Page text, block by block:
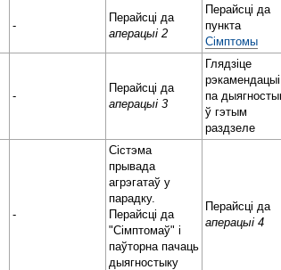
-
Перайсці да
аперацыі 2
Перайсці да
пункта
Сімптомы
-
Перайсці да
аперацыі 3
Глядзіце
рэкамендацыі
па
ў гэтым
раздзеле
-
Сістэма
прывада
агрэгатаў у
парадку.
Перайсці да
"Сімптомаў" і
паўторна пачаць
дыягностыку
Перайсці да
аперацыі 4